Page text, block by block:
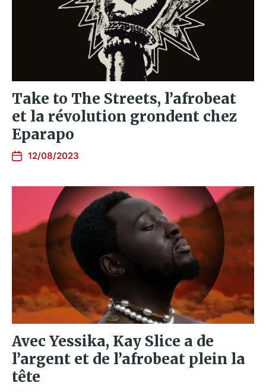
Take to The Streets, l’afrobeat
et la révolution grondent chez
Eparapo
12/08/2023
Avec Yessika, Kay Slice a de
l’argent et de l’afrobeat plein la
tête